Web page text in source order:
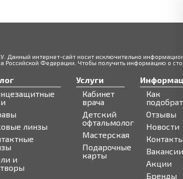
интернет-сайт носит исключительно
Российской Федерации. Чтобы получить информацию о
линзы
и
Услуги
Кабинет
врача
Детский
офтальмолог
Мастерская
Подарочные
карты
Как
Отзывы
Новости
Контакты
Вакансии
Акции
Бренды